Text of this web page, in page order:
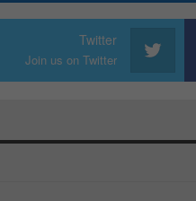
Twitter
Join us on Twitter